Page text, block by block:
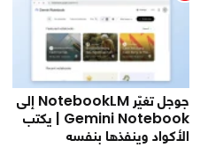
جوجل تغيّر NotebookLM إلى
Gemini Notebook | يكتب
الأكواد وينفذها بنفسه